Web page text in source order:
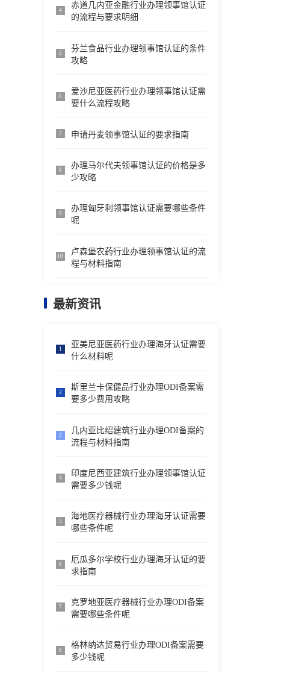
4
赤道几内亚金融行业办理领事馆认证
的流程与要求明细
5
芬兰食品行业办理领事馆认证的条件
攻略
6
爱沙尼亚医药行业办理领事馆认证需
要什么流程攻略
7 申请丹麦领事馆认证的要求指南
8
办理马尔代夫领事馆认证的价格是多
少攻略
9
办理匈牙利领事馆认证需要哪些条件
呢
10
卢森堡农药行业办理领事馆认证的流
程与材料指南
最新资讯
1
亚美尼亚医药行业办理海牙认证需要
什么材料呢
2
斯里兰卡保健品行业办理ODI备案需
要多少费用攻略
3
几内亚比绍建筑行业办理ODI备案的
流程与材料指南
4
印度尼西亚建筑行业办理领事馆认证
需要多少钱呢
5
海地医疗器械行业办理海牙认证需要
哪些条件呢
6
厄瓜多尔学校行业办理海牙认证的要
求指南
7
克罗地亚医疗器械行业办理ODI备案
需要哪些条件呢
8
格林纳达贸易行业办理ODI备案需要
多少钱呢